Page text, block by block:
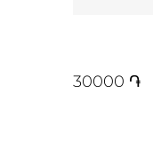
30000 ֏